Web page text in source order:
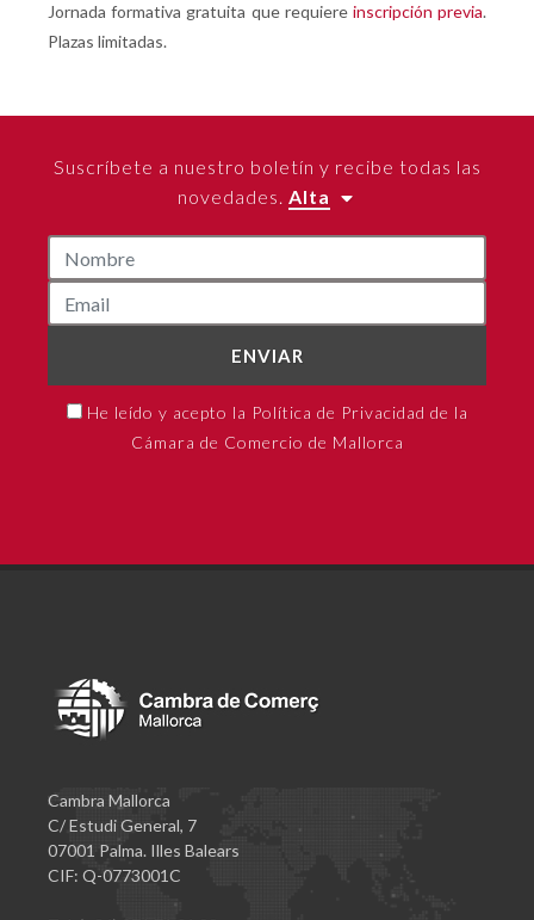
Jornada formativa gratuita que requiere inscripción previa.
Plazas limitadas.
Suscríbete a nuestro boletín y recibe todas las
novedades. Alta
ENVIAR
He leído y acepto la Política de Privacidad de la
Cámara de Comercio de Mallorca
Cambra Mallorca
C/ Estudi General, 7
07001 Palma. Illes Balears
CIF: Q-0773001C